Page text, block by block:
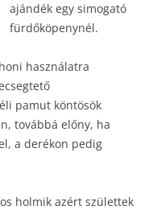
ajándék egy simogató
fürdőköpenynél.
használatra
pamut köntösök
továbbá előny, ha
a derékon pedig
holmik azért születtek